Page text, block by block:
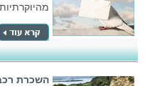
השכרת